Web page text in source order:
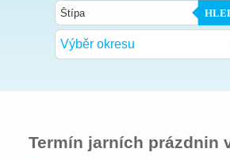
Výběr okresu
Termín jarních prázdnin